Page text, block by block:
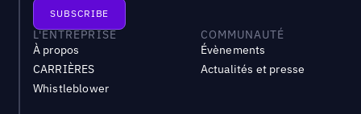
L'ENTREPRISE
À propos
CARRIÈRES
Whistleblower
COMMUNAUTÉ
Évènements
Actualités et presse